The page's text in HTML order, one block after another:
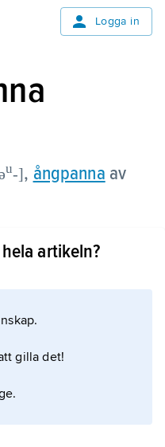
Logga in
u-], ångpanna av
artikeln?
gilla det!